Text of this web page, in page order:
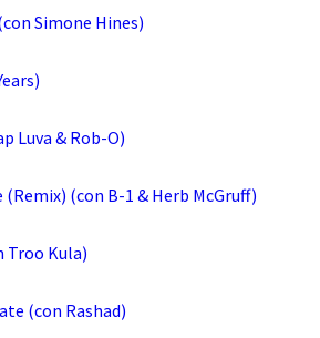
Simone Hines)
Luva & Rob-O)
(con B-1 & Herb McGruff)
Troo Kula)
(con Rashad)